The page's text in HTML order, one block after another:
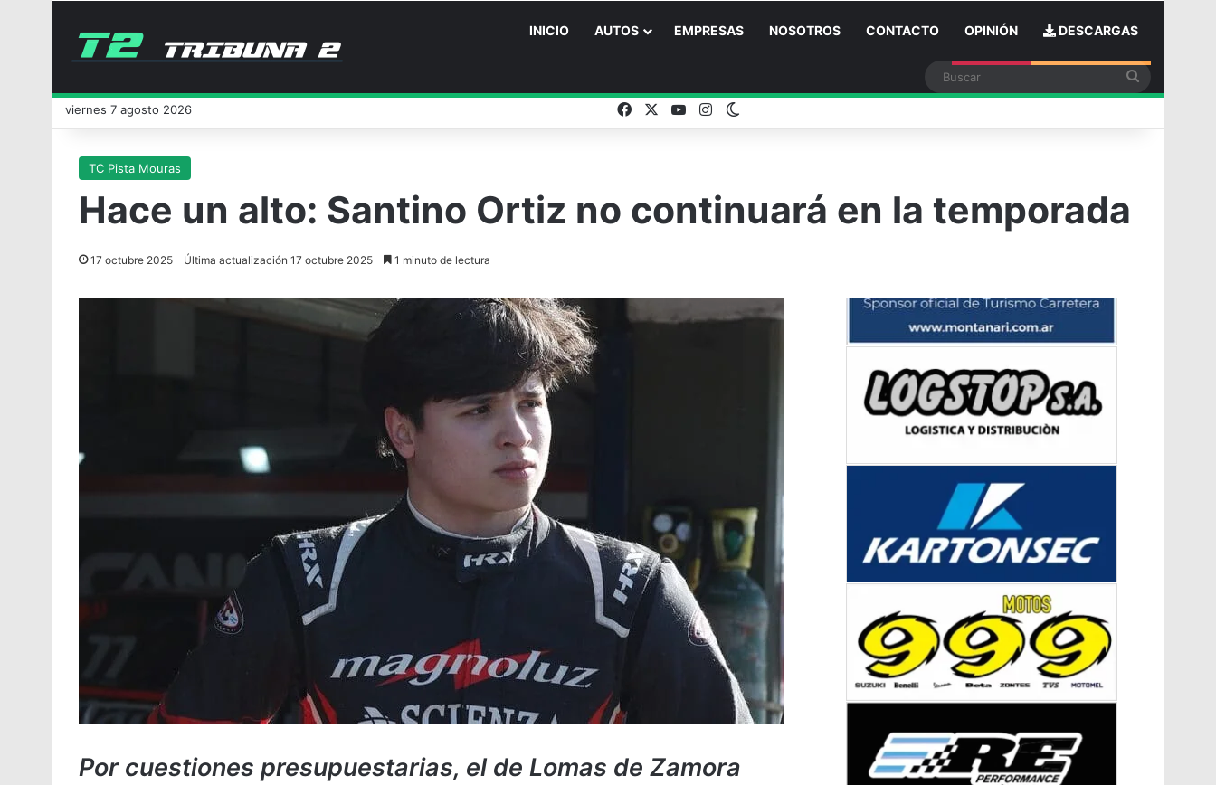
INICIO AUTOS EMPRESAS NOSOTROS CONTACTO OPINIÓN DESCARGAS
viernes 7 agosto 2026 FacebookYouTubeInstagramSwitch skin
TC Pista Mouras
Hace un alto: Santino Ortiz no continuará en la temporada
17 octubre 2025 Última actualización 17 octubre 2025 1 minuto de lectura
Por cuestiones presupuestarias, el de Lomas de Zamora